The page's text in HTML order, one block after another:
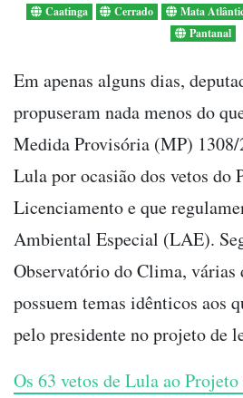
Caatinga
Cerrado Mata
Pantanal
Em apenas alguns dias,
propuseram nada menos do
Medida Provisória (MP)
Lula por ocasião dos vetos do
Licenciamento e que
Ambiental Especial (LAE).
Observatório do Clima, várias
possuem temas idênticos aos
pelo presidente no projeto de
Os 63 vetos de Lula ao